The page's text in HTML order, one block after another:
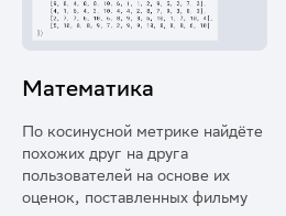
Математика
По косинусной метрике найдёте
похожих друг на друга
пользователей на основе их
оценок, поставленных фильму